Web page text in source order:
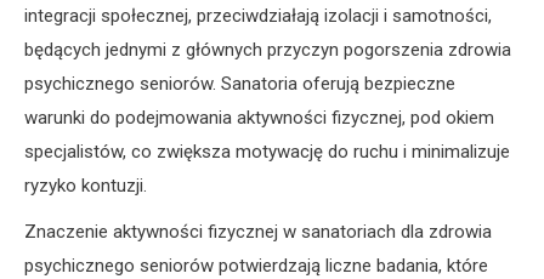
integracji społecznej, przeciwdziałają izolacji i samotności,
będących jednymi z głównych przyczyn pogorszenia zdrowia
psychicznego seniorów. Sanatoria oferują bezpieczne
warunki do podejmowania aktywności fizycznej, pod okiem
specjalistów, co zwiększa motywację do ruchu i minimalizuje
ryzyko kontuzji.
Znaczenie aktywności fizycznej w sanatoriach dla zdrowia
psychicznego seniorów potwierdzają liczne badania, które